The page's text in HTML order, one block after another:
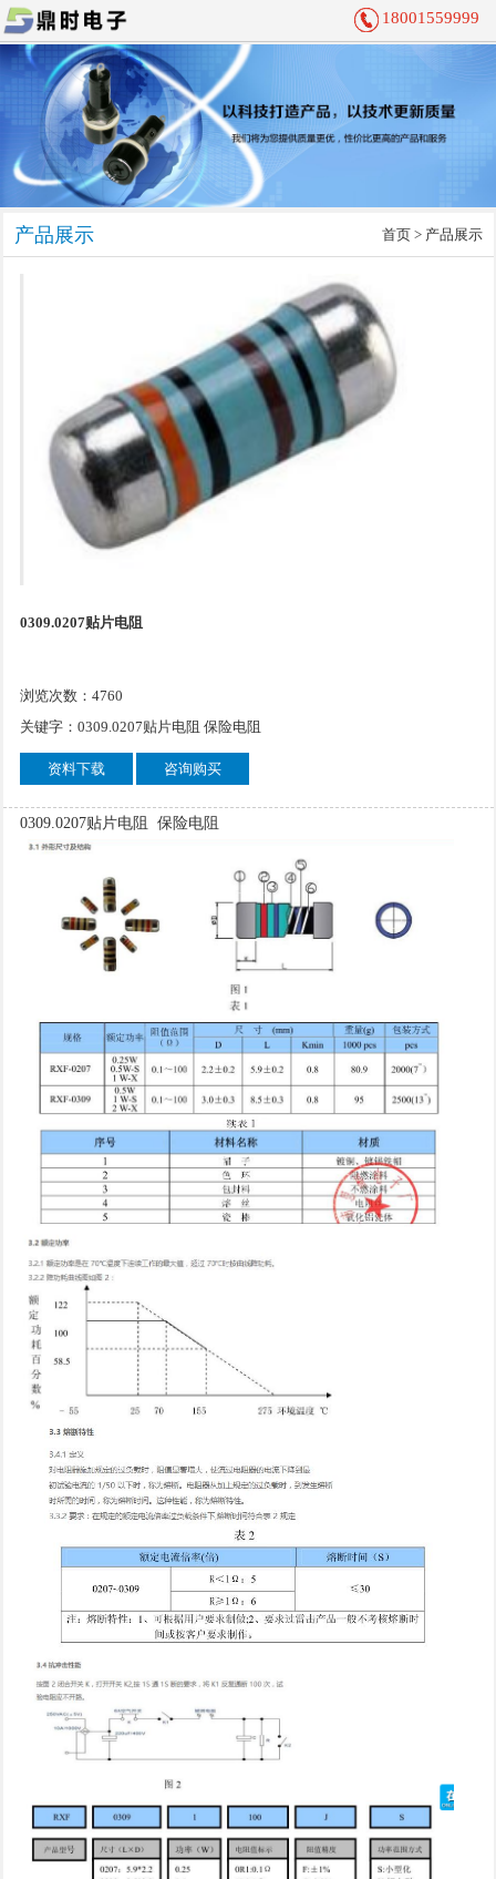
18001559999
产品展示 首页> 产品展示
0309.0207贴片电阻
浏览次数：4760
关键字：0309.0207贴片电阻 保险电阻
资料下载 咨询购买
0309.0207贴片电阻 保险电阻